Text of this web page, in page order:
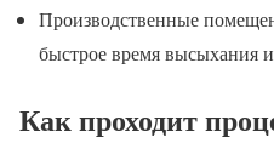
Производственные
быстрое время высыхания
Как проходит